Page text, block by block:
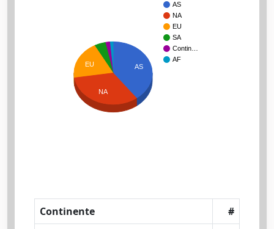
AS
NA
EU
SA
Contin…
AF
AS
EU
NA
Continente
#